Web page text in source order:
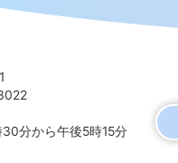
分から午後5時15分